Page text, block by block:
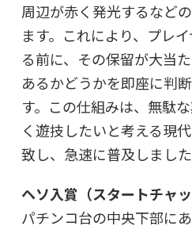
周辺が赤く発光するなど
ます。これにより、プレ
る前に、その保留が大当
あるかどうかを即座に判
す。この仕組みは、無駄
く遊技したいと考える現
致し、急速に普及しました
ヘソ入賞（スタートチャ
パチンコ台の中央下部に